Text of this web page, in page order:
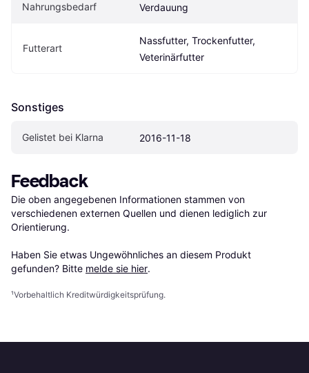
Nahrungsbedarf Verdauung
Futterart
Nassfutter, Trockenfutter,
Veterinärfutter
Sonstiges
Gelistet bei Klarna 2016-11-18
Feedback
Die oben angegebenen Informationen stammen von
verschiedenen externen Quellen und dienen lediglich zur
Orientierung.
Haben Sie etwas Ungewöhnliches an diesem Produkt
gefunden? Bitte melde sie hier.
¹Vorbehaltlich Kreditwürdigkeitsprüfung.